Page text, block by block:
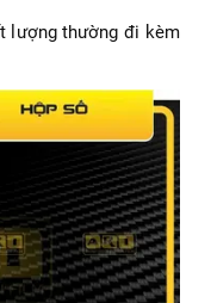
lượng thường đi kèm